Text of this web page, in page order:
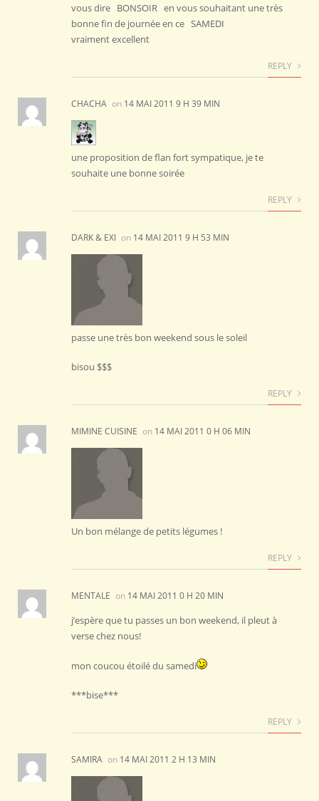
vous dire BONSOIR en vous souhaitant une très
bonne fin de journée en ce SAMEDI
vraiment excellent
REPLY
CHACHA on 14 MAI 2011 9 H 39 MIN
une proposition de flan fort sympatique, je te
souhaite une bonne soirée
REPLY
DARK & EXI on 14 MAI 2011 9 H 53 MIN
passe une très bon weekend sous le soleil
bisou $$$
REPLY
MIMINE CUISINE on 14 MAI 2011 0 H 06 MIN
Un bon mélange de petits légumes !
REPLY
MENTALE on 14 MAI 2011 0 H 20 MIN
j’espère que tu passes un bon weekend, il pleut à
verse chez nous!
mon coucou étoilé du samedi
***bise***
REPLY
SAMIRA on 14 MAI 2011 2 H 13 MIN